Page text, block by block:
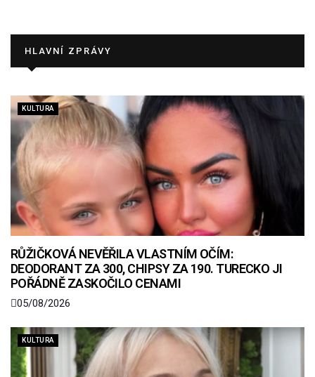
HLAVNÍ ZPRÁVY
KULTURA
RŮŽIČKOVÁ NEVĚŘILA VLASTNÍM OČÍM:
DEODORANT ZA 300, CHIPSY ZA 190. TURECKO JI
POŘÁDNĚ ZASKOČILO CENAMI
05/08/2026
KULTURA